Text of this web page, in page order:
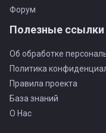
Форум
Полезные ссылки
Об обработке
Политика
Правила проекта
База знаний
О Нас